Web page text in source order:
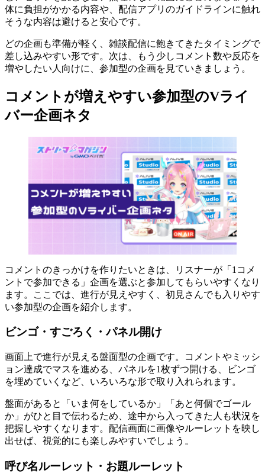
体に負担がかかる内容や、配信アプリのガイドラインに触れ
そうな内容は避けると安心です。
どの企画も準備が軽く、雑談配信に飽きてきたタイミングで
差し込みやすい形です。次は、もう少しコメント数や反応を
増やしたい人向けに、参加型の企画を見ていきましょう。
コメントが増えやすい参加型のVライ
バー企画ネタ
コメントのきっかけを作りたいときは、リスナーが「1コメ
ントで参加できる」企画を選ぶと参加してもらいやすくなり
ます。ここでは、進行が見えやすく、初見さんでも入りやす
い参加型の企画を紹介します。
ビンゴ・すごろく・パネル開け
画面上で進行が見える盤面型の企画です。コメントやミッシ
ョン達成でマスを進める、パネルを1枚ずつ開ける、ビンゴ
を埋めていくなど、いろいろな形で取り入れられます。
盤面があると「いま何をしているか」「あと何個でゴール
か」がひと目で伝わるため、途中から入ってきた人も状況を
把握しやすくなります。配信画面に画像やルーレットを映し
出せば、視覚的にも楽しみやすいでしょう。
呼び名ルーレット・お題ルーレット